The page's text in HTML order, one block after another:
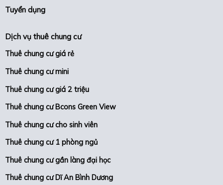
Tuyển dụng
Dịch vụ thuê chung cư
Thuê chung cư giá rẻ
Thuê chung cư mini
Thuê chung cư giá 2 triệu
Thuê chung cư Bcons Green View
Thuê chung cư cho sinh viên
Thuê chung cư 1 phòng ngủ
Thuê chung cư gần làng đại học
Thuê chung cư Dĩ An Bình Dương